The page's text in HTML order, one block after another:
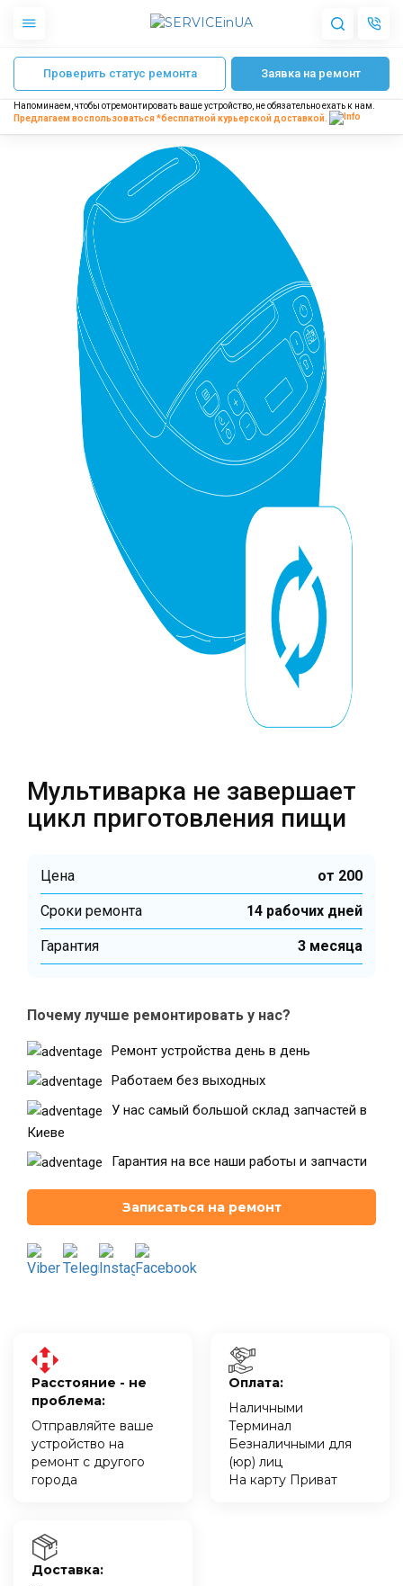
Apple
Гаджеты
Акустика
Доставка и оплата
Партнерам
Интернет-магазин
Запчасти для смартфонов
Театральная
г. Киев, ул. Крещатик 44-А
Позняки
г. Киев, ул. Анны Ахматовой, 30
г. Киев, ТЦ LAKE PLAZA, ул. Героев
Дворец "Украина"
г. Киев, ул. Казимира Малевича, 87
г. Киев, Комфорт Таун, ул.
Проверить статус ремонта Заявка на ремонт
Напоминаем, чтобы отремонтировать ваше устройство, не обязательно ехать к нам.
Предлагаем воспользоваться *бесплатнойкурьерской доставкой.
Главная Мультиварка не завершает цикл приготовления пищи
Мультиварка не завершает
цикл приготовления пищи
Цена от 200
Cроки ремонта 14 рабочих дней
Гарантия 3 месяца
Почему лучше ремонтировать у нас?
Ремонт устройства день в день
Работаем без выходных
У нас самый большой склад запчастей в
Киеве
Гарантия на все наши работы и запчасти
Записаться на ремонт
Расстояние - не
проблема:
Отправляйте ваше
устройство на
ремонт с другого
города
Оплата:
Наличными
Терминал
Безналичными для
(юр) лиц
На карту Приват
Доставка: